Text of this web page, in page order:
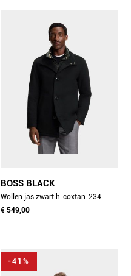
BOSS BLACK
Wollen jas zwart h-coxtan-234
10273687 01 50549193/001
€ 549,00
-41%